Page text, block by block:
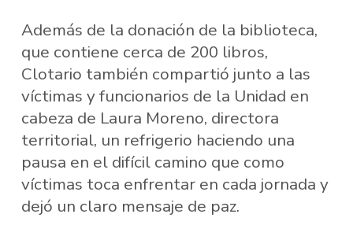
Además de la donación de la biblioteca,
que contiene cerca de 200 libros,
Clotario también compartió junto a las
víctimas y funcionarios de la Unidad en
cabeza de Laura Moreno, directora
territorial, un refrigerio haciendo una
pausa en el difícil camino que como
víctimas toca enfrentar en cada jornada y
dejó un claro mensaje de paz.